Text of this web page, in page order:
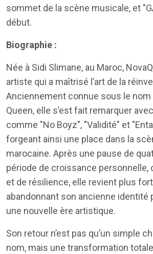
sommet de la scène musicale, et
début.
Biographie :
Née à Sidi Slimane, au Maroc,
artiste qui a maîtrisé l’art de la
Anciennement connue sous le
Queen, elle s’est fait remarquer
comme "No Boyz", "Validité" et
forgeant ainsi une place dans la
marocaine. Après une pause de
période de croissance personnelle,
et de résilience, elle revient plus
abandonnant son ancienne identité
une nouvelle ère artistique.
Son retour n’est pas qu’un simple
nom, mais une transformation